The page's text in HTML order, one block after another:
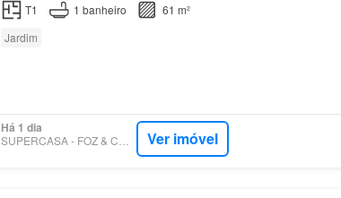
T1
1 banheiro
61 m²
Jardim
Há 1 dia
Ver imóvel